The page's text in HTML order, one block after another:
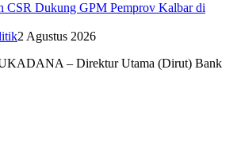
CSR Dukung GPM Pemprov Kalbar di
2 Agustus 2026
– Direktur Utama (Dirut) Bank